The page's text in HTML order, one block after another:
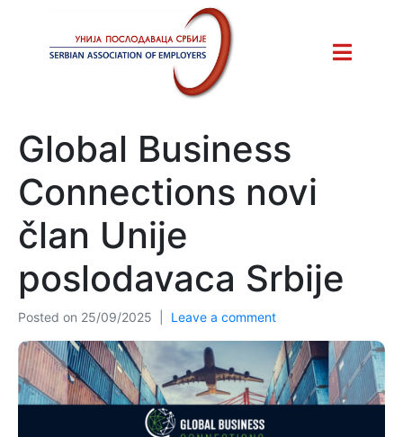
Global Business
Connections novi
član Unije
poslodavaca Srbije
Posted on 25/09/2025 Leave a comment